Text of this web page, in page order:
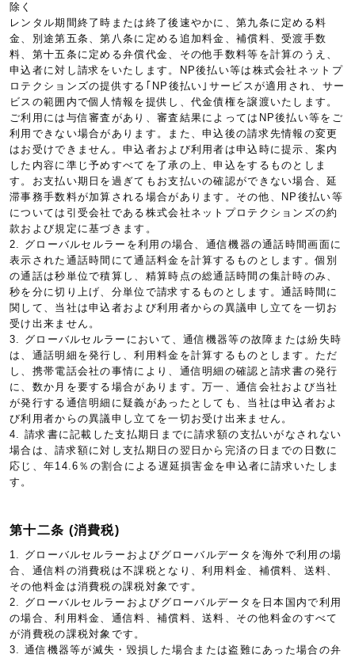
除く
レンタル期間終了時または終了後速やかに、第九条に定める料
金、別途第五条、第八条に定める追加料金、補償料、受渡手数
料、第十五条に定める弁償代金、その他手数料等を計算のうえ、
申込者に対し請求をいたします。NP後払い等は株式会社ネットプ
ロテクションズの提供する｢NP後払い｣サービスが適用され、サー
ビスの範囲内で個人情報を提供し、代金債権を譲渡いたします。
ご利用には与信審査があり、審査結果によってはNP後払い等をご
利用できない場合があります。また、申込後の請求先情報の変更
はお受けできません。申込者および利用者は申込時に提示、案内
した内容に準じ予めすべてを了承の上、申込をするものとしま
す。お支払い期日を過ぎてもお支払いの確認ができない場合、延
滞事務手数料が加算される場合があります。その他、NP後払い等
については引受会社である株式会社ネットプロテクションズの約
款および規定に基づきます。
2. グローバルセルラーを利用の場合、通信機器の通話時間画面に
表示された通話時間にて通話料金を計算するものとします。個別
の通話は秒単位で積算し、精算時点の総通話時間の集計時のみ、
秒を分に切り上げ、分単位で請求するものとします。通話時間に
関して、当社は申込者および利用者からの異議申し立てを一切お
受け出来ません。
3. グローバルセルラーにおいて、通信機器等の故障または紛失時
は、通話明細を発行し、利用料金を計算するものとします。ただ
し、携帯電話会社の事情により、通信明細の確認と請求書の発行
に、数か月を要する場合があります。万一、通信会社および当社
が発行する通信明細に疑義があったとしても、当社は申込者およ
び利用者からの異議申し立てを一切お受け出来ません。
4. 請求書に記載した支払期日までに請求額の支払いがなされない
場合は、請求額に対し支払期日の翌日から完済の日までの日数に
応じ、年14.6％の割合による遅延損害金を申込者に請求いたしま
す。
第十二条 (消費税)
1. グローバルセルラーおよびグローバルデータを海外で利用の場
合、通信料の消費税は不課税となり、利用料金、補償料、送料、
その他料金は消費税の課税対象です。
2. グローバルセルラーおよびグローバルデータを日本国内で利用
の場合、利用料金、通信料、補償料、送料、その他料金のすべて
が消費税の課税対象です。
3. 通信機器等が滅失・毀損した場合または盗難にあった場合の弁